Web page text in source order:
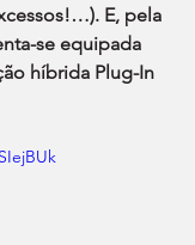
E, pela
se equipada
híbrida Plug-In